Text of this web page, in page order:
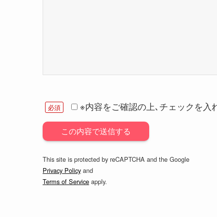
必須 ※内容をご確認の上､チェックを入
This site is protected by reCAPTCHA and the Google
Privacy Policy and
Terms of Service apply.